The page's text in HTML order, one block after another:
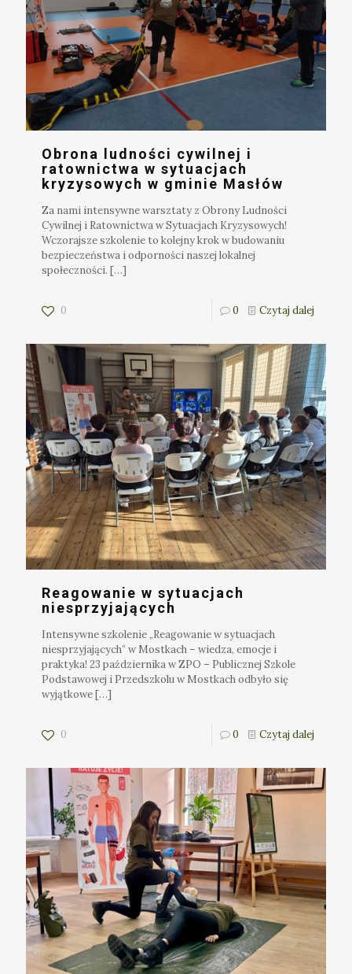
Obrona ludności cywilnej i
ratownictwa w sytuacjach
kryzysowych w gminie Masłów
Za nami intensywne warsztaty z Obrony Ludności
Cywilnej i Ratownictwa w Sytuacjach Kryzysowych!
Wczorajsze szkolenie to kolejny krok w budowaniu
bezpieczeństwa i odporności naszej lokalnej
społeczności. […]
0 0 Czytaj dalej
Reagowanie w sytuacjach
niesprzyjających
Intensywne szkolenie „Reagowanie w sytuacjach
niesprzyjających” w Mostkach – wiedza, emocje i
praktyka! 23 października w ZPO – Publicznej Szkole
Podstawowej i Przedszkolu w Mostkach odbyło się
wyjątkowe[…]
0 0 Czytaj dalej